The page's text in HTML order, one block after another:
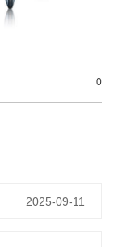
0
2025-09-11